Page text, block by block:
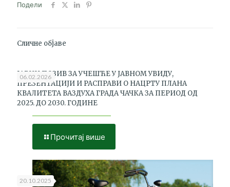
Подели
Сличне објаве
06.02.2026
ЈАВНИ ПОЗИВ ЗА УЧЕШЋЕ У ЈАВНОМ УВИДУ,
ПРЕЗЕНТАЦИЈИ И РАСПРАВИ О НАЦРТУ ПЛАНА
КВАЛИТЕТА ВАЗДУХА ГРАДА ЧАЧКА ЗА ПЕРИОД ОД
2025. ДО 2030. ГОДИНЕ
Прочитај више
20.10.2025